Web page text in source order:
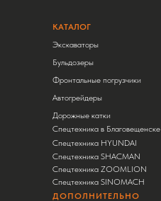
Экскаваторы
Бульдозеры
Фронтальные погрузчики
Автогрейдеры
Дорожные катки
Спецтехника в Благовещенске
Спецтехника HYUNDAI
Спецтехника SHACMAN
Спецтехника ZOOMLION
Спецтехника SINOMACH
КАТАЛОГ
ДОПОЛНИТЕЛЬНО